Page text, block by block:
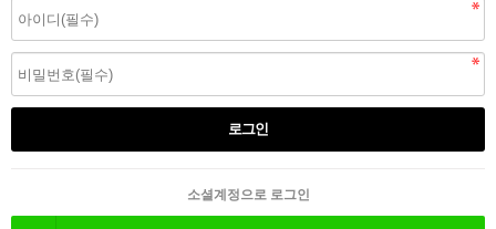
소셜계정으로 로그인